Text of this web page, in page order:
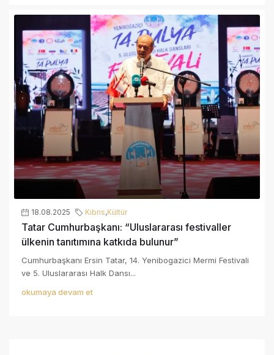
18.08.2025 Kıbrıs,Kültür
Tatar Cumhurbaşkanı: “Uluslararası festivaller
ülkenin tanıtımına katkıda bulunur”
Cumhurbaşkanı Ersin Tatar, 14. Yenibogazici Mermi Festivali
ve 5. Uluslararası Halk Dansı...
okumaya devam et